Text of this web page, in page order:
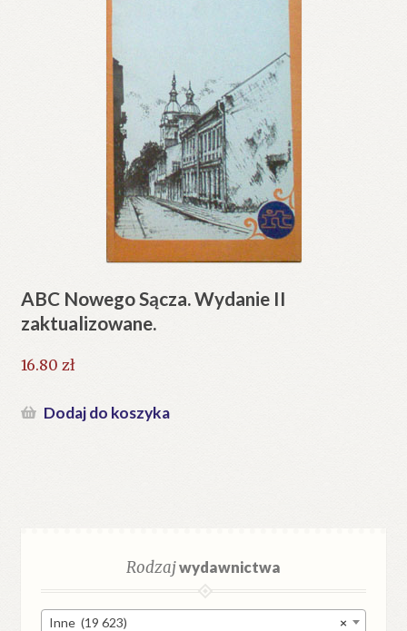
ABC Nowego Sącza. Wydanie II
zaktualizowane.
16.80 zł
Dodaj do koszyka
Rodzajwydawnictwa
×
Inne (19 623)